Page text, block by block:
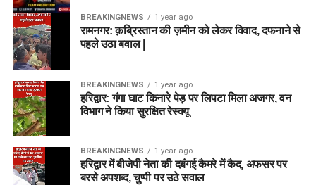
BREAKINGNEWS 1 year ago
रामनगर: क़ब्रिस्तान की ज़मीन को लेकर विवाद, दफनाने से
पहले उठा बवाल |
BREAKINGNEWS 1 year ago
हरिद्वार: गंगा घाट किनारे पेड़ पर लिपटा मिला अजगर, वन
विभाग ने किया सुरक्षित रेस्क्यू
BREAKINGNEWS 1 year ago
हरिद्वार में बीजेपी नेता की दबंगई कैमरे में कैद, अफसर पर
बरसे अपशब्द, चुप्पी पर उठे सवाल